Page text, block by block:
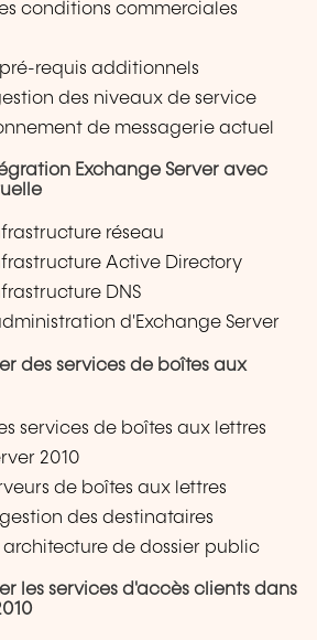
conditions commerciales
requis additionnels
des niveaux de service
de messagerie actuel
Exchange Server avec
réseau
Active Directory
DNS
d'Exchange Server
des services de boîtes aux
services de boîtes aux lettres
2010
de boîtes aux lettres
des destinataires
de dossier public
les services d'accès clients dans